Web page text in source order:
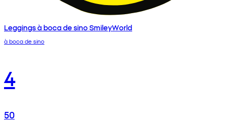
Leggings à boca de sino SmileyWorld
à boca de sino
4
50